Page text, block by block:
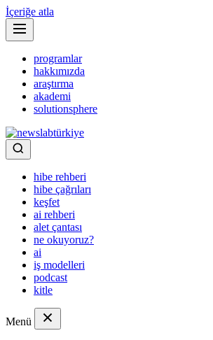
İçeriğe atla
programlar
hakkımızda
araştırma
akademi
solutionsphere
hibe rehberi
hibe çağrıları
keşfet
ai rehberi
alet çantası
ne okuyoruz?
ai
iş modelleri
podcast
kitle
Menü